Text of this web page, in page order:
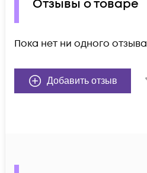
Отзывы о товаре
Пока нет ни одного отзыва
Добавить отзыв